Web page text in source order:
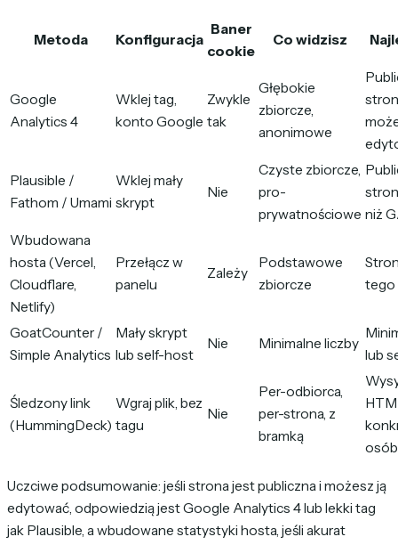
Metoda Konfiguracja
Baner
cookie
Co widzisz
Google
Analytics 4
Wklej tag,
konto Google
Zwykle
tak
Głębokie
zbiorcze,
anonimowe
Plausible /
Fathom / Umami
Wklej mały
skrypt
Nie
Czyste zbiorcze,
pro-
prywatnościowe niż
Wbudowana
hosta (Vercel,
Cloudflare,
Netlify)
Przełącz w
panelu
Zależy
Podstawowe
zbiorcze
tego
GoatCounter /
Simple Analytics
Mały skrypt
lub self-host
Nie Minimalne liczby
lub
Śledzony link
(HummingDeck)
Wgraj plik, bez
tagu
Nie
Per-odbiorca,
per-strona, z
bramką
osób
Uczciwe podsumowanie: jeśli strona jest publiczna i możesz ją
edytować, odpowiedzią jest Google Analytics 4 lub lekki tag
jak Plausible, a wbudowane statystyki hosta, jeśli akurat